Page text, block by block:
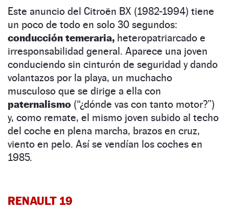
Este anuncio del Citroën BX (1982-1994) tiene
un poco de todo en solo 30 segundos:
conducción temeraria, heteropatriarcado e
irresponsabilidad general. Aparece una joven
conduciendo sin cinturón de seguridad y dando
volantazos por la playa, un muchacho
musculoso que se dirige a ella con
paternalismo (“¿dónde vas con tanto motor?”)
y, como remate, el mismo joven subido al techo
del coche en plena marcha, brazos en cruz,
viento en pelo. Así se vendían los coches en
1985.
RENAULT 19